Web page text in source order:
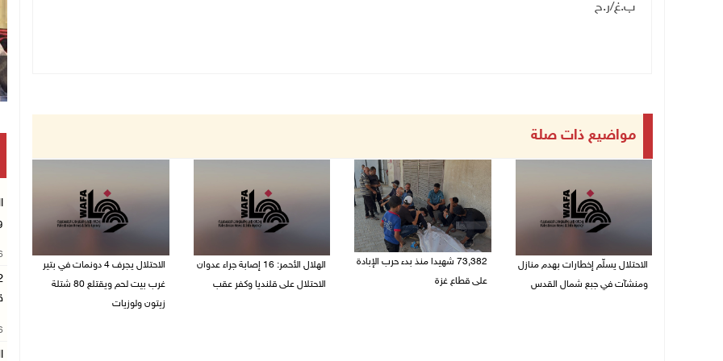
ب.غ/ر.ح
مواضيع ذات صلة
الاحتلال يسلّم إخطارات بهدم منازل
ومنشآت في جبع شمال القدس
73,382 شهيدا منذ بدء حرب الإبادة
على قطاع غزة
الهلال الأحمر: 16 إصابة جراء عدوان
الاحتلال على قلنديا وكفر عقب
الاحتلال يجرف 4 دونمات في بتير
غرب بيت لحم ويقتلع 80 شتلة
زيتون ولوزيات